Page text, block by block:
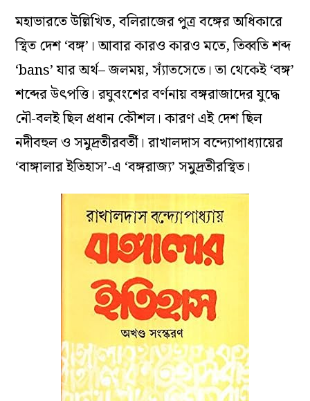
মহাভারতে উল্লিখিত, বলিরাজের পুত্র বঙ্গের অধিকারে
স্থিত দেশ ‘বঙ্গ’। আবার কারও কারও মতে, তিব্বতি শব্দ
‘bans’ যার অর্থ– জলময়, স্যাঁতসেতে। তা থেকেই ‘বঙ্গ’
শব্দের উৎপত্তি। রঘুবংশের বর্ণনায় বঙ্গরাজাদের যুদ্ধে
নৌ-বলই ছিল প্রধান কৌশল। কারণ এই দেশ ছিল
নদীবহুল ও সমুদ্রতীরবর্তী। রাখালদাস বন্দ্যোপাধ্যায়ের
‘বাঙ্গালার ইতিহাস’-এ ‘বঙ্গরাজ্য’ সমুদ্রতীরস্থিত।